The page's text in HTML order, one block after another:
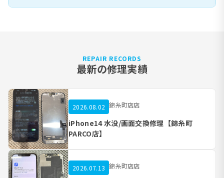
REPAIR RECORDS
最新の修理実績
2026.08.02 錦糸町店店
iPhone14 水没/画面交換修理【錦糸町
PARCO店】
2026.07.13 錦糸町店店